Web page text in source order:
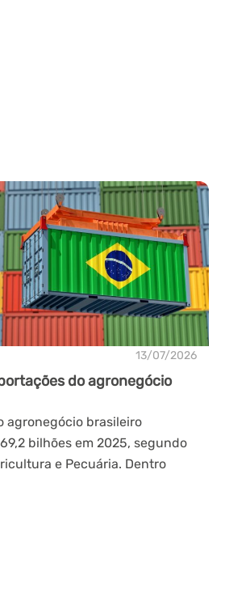
13/07/2026
do agronegócio
agronegócio brasileiro
bilhões em 2025, segundo
e Pecuária. Dentro